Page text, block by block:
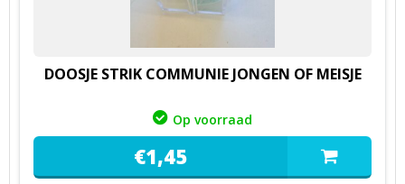
DOOSJE STRIK COMMUNIE JONGEN OF MEISJE
Op voorraad
€1,45